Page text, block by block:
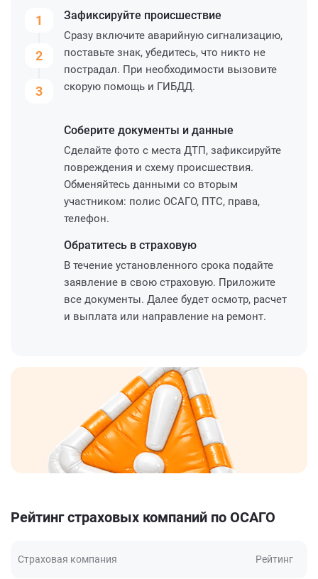
1
2
3
Зафиксируйте происшествие
Сразу включите аварийную сигнализацию,
поставьте знак, убедитесь, что никто не
пострадал. При необходимости вызовите
скорую помощь и ГИБДД.
Соберите документы и данные
Сделайте фото с места ДТП, зафиксируйте
повреждения и схему происшествия.
Обменяйтесь данными со вторым
участником: полис ОСАГО, ПТС, права,
телефон.
Обратитесь в страховую
В течение установленного срока подайте
заявление в свою страховую. Приложите
все документы. Далее будет осмотр, расчет
и выплата или направление на ремонт.
Рейтинг страховых компаний по ОСАГО
Страховая компания Рейтинг